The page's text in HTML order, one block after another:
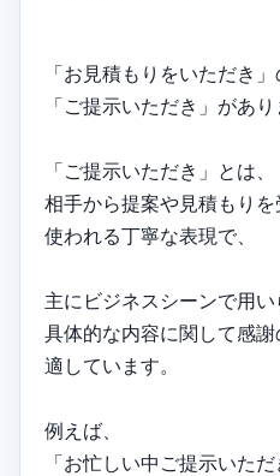
「お見積もりをいただき
「ご提示いただき」があり
「ご提示いただき」とは、
相手から提案や見積もり
使われる丁寧な表現で、
主にビジネスシーンで用い
具体的な内容に関して感
適しています。
例えば、
「お忙しい中ご提示いた